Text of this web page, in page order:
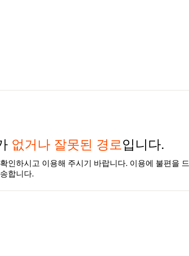
없거나 잘못된 경로입니다.
인하시고 이용해 주시기 바랍니다. 이용에 불편을 드
합니다.